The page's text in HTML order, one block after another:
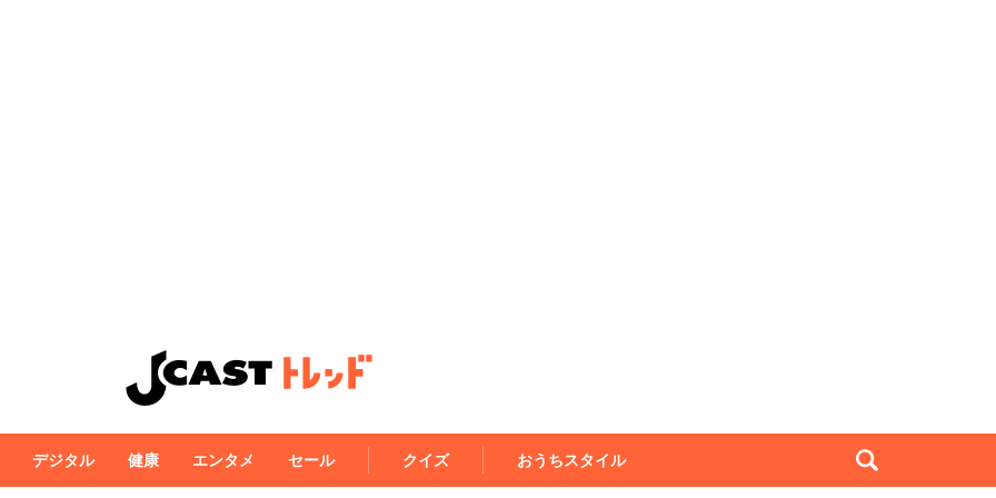
デジタル 健康 エンタメ セール クイズ おうちスタイル